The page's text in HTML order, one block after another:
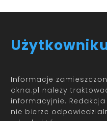
Informacje
okna.pl należy
informacyjnie.
nie bierze